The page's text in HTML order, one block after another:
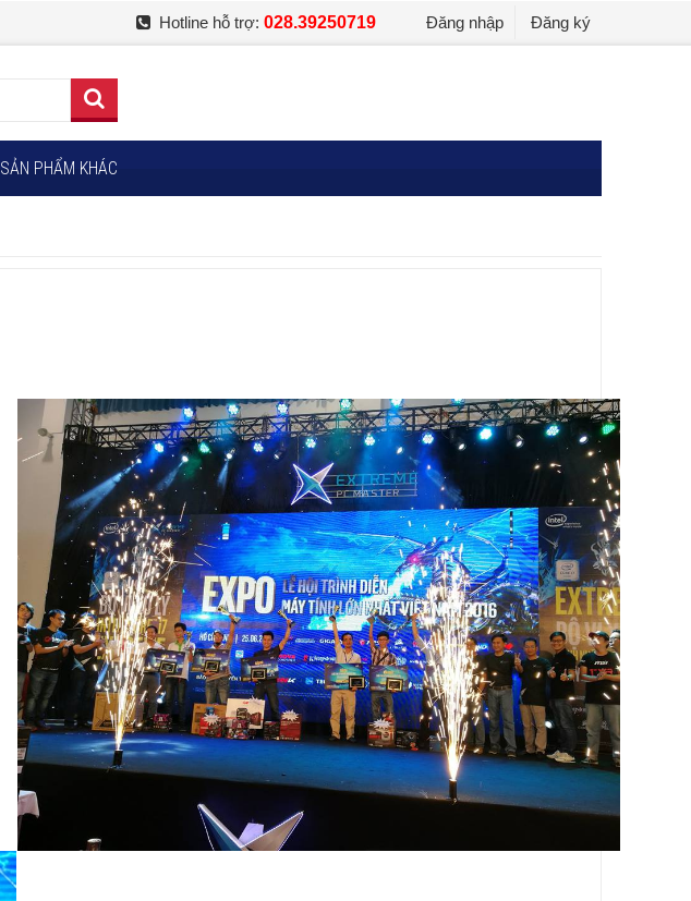
Hotline hỗ trợ:028.39250719 Đăng nhập Đăng ký
SẢN PHẨM KHÁC